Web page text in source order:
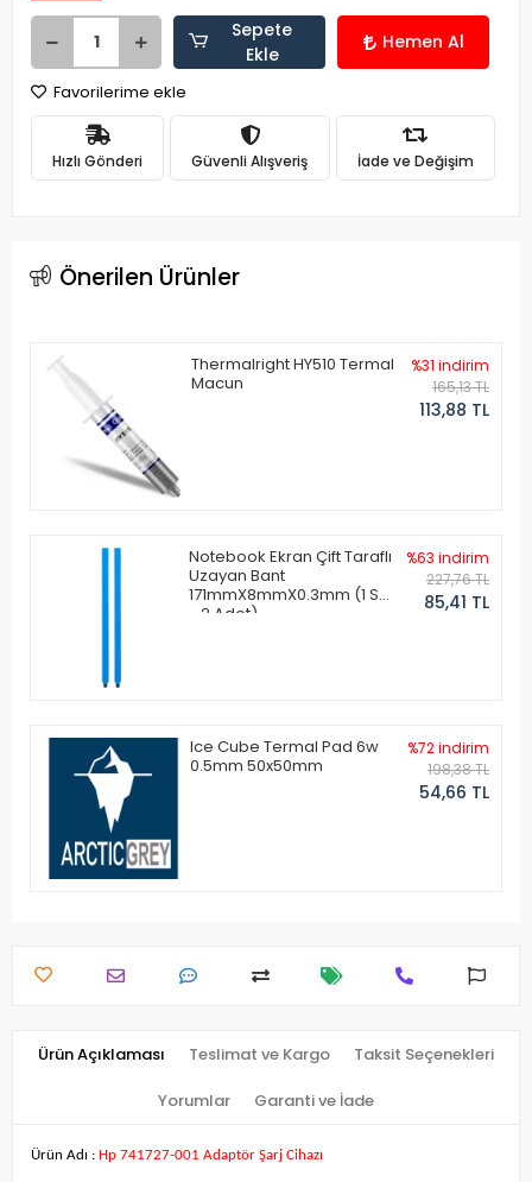
Sepete
Ekle
Hemen Al
Favorilerime ekle
Hızlı Gönderi Güvenli Alışveriş İade ve Değişim
Önerilen Ürünler
Thermalright HY510 Termal
Macun
%31 indirim
165,13 TL
113,88 TL
Notebook Ekran Çift Taraflı
Uzayan Bant
171mmX8mmX0.3mm (1 Set
- 2 Adet)
%63 indirim
227,76 TL
85,41 TL
Ice Cube Termal Pad 6w
0.5mm 50x50mm
%72 indirim
198,38 TL
54,66 TL
Ürün Açıklaması Teslimat ve Kargo Taksit Seçenekleri
Yorumlar Garanti ve İade
Ürün Adı : Hp 741727-001 Adaptör Şarj Cihazı